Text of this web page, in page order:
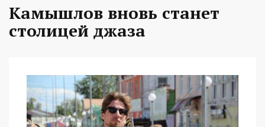
Камышлов вновь станет
столицей джаза